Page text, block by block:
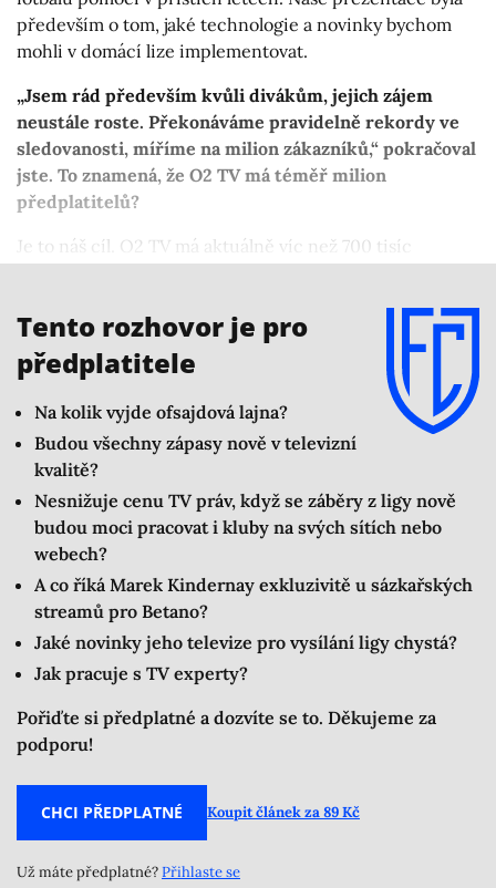
především o tom, jaké technologie a novinky bychom
mohli v domácí lize implementovat.
„Jsem rád především kvůli divákům, jejich zájem
neustále roste. Překonáváme pravidelně rekordy ve
sledovanosti, míříme na milion zákazníků,“ pokračoval
jste. To znamená, že O2 TV má téměř milion
předplatitelů?
Je to náš cíl. O2 TV má aktuálně víc než 700 tisíc
Tento rozhovor je pro
předplatitele
Na kolik vyjde ofsajdová lajna?
Budou všechny zápasy nově v televizní
kvalitě?
Nesnižuje cenu TV práv, když se záběry z ligy nově
budou moci pracovat i kluby na svých sítích nebo
webech?
A co říká Marek Kindernay exkluzivitě u sázkařských
streamů pro Betano?
Jaké novinky jeho televize pro vysílání ligy chystá?
Jak pracuje s TV experty?
Pořiďte si předplatné a dozvíte se to. Děkujeme za
podporu!
CHCI PŘEDPLATNÉ Koupit článek za 89 Kč
Už máte předplatné?Přihlaste se